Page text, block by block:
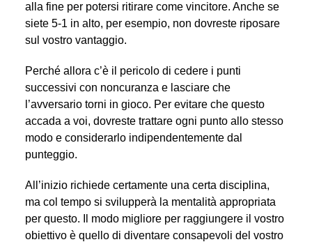
alla fine per potersi ritirare come vincitore. Anche se
siete 5-1 in alto, per esempio, non dovreste riposare
sul vostro vantaggio.
Perché allora c’è il pericolo di cedere i punti
successivi con noncuranza e lasciare che
l’avversario torni in gioco. Per evitare che questo
accada a voi, dovreste trattare ogni punto allo stesso
modo e considerarlo indipendentemente dal
punteggio.
All’inizio richiede certamente una certa disciplina,
ma col tempo si svilupperà la mentalità appropriata
per questo. Il modo migliore per raggiungere il vostro
obiettivo è quello di diventare consapevoli del vostro